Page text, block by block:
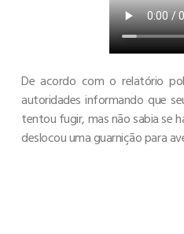
De acordo com o relatório
autoridades informando que
tentou fugir, mas não sabia se
deslocou uma guarnição para